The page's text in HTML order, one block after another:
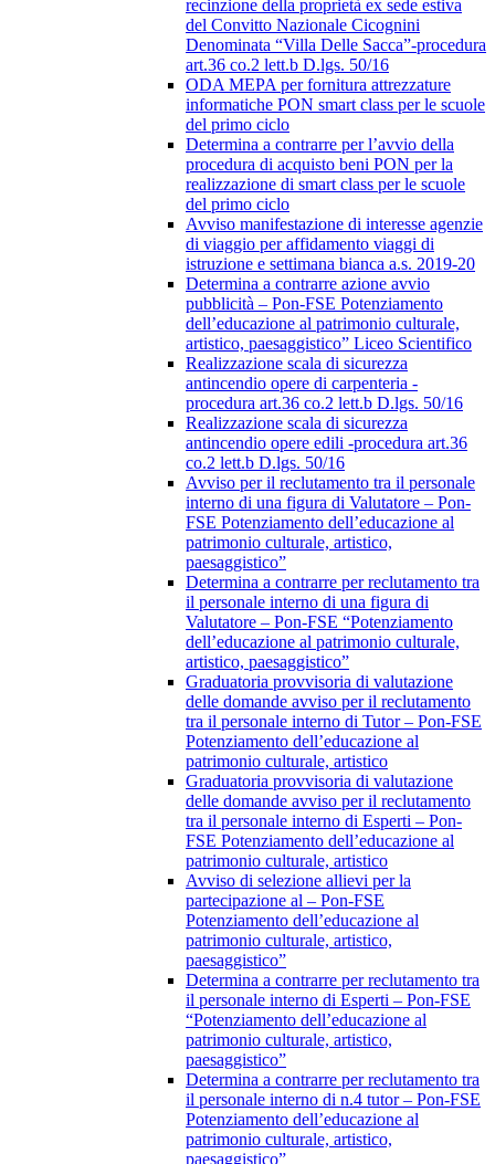
recinzione della proprietà ex sede estiva
del Convitto Nazionale Cicognini
Denominata “Villa Delle Sacca”-procedura
art.36 co.2 lett.b D.lgs. 50/16
ODA MEPA per fornitura attrezzature
informatiche PON smart class per le scuole
del primo ciclo
Determina a contrarre per l’avvio della
procedura di acquisto beni PON per la
realizzazione di smart class per le scuole
del primo ciclo
Avviso manifestazione di interesse agenzie
di viaggio per affidamento viaggi di
istruzione e settimana bianca a.s. 2019-20
Determina a contrarre azione avvio
pubblicità – Pon-FSE Potenziamento
dell’educazione al patrimonio culturale,
artistico, paesaggistico” Liceo Scientifico
Realizzazione scala di sicurezza
antincendio opere di carpenteria -
procedura art.36 co.2 lett.b D.lgs. 50/16
Realizzazione scala di sicurezza
antincendio opere edili -procedura art.36
co.2 lett.b D.lgs. 50/16
Avviso per il reclutamento tra il personale
interno di una figura di Valutatore – Pon-
FSE Potenziamento dell’educazione al
patrimonio culturale, artistico,
paesaggistico”
Determina a contrarre per reclutamento tra
il personale interno di una figura di
Valutatore – Pon-FSE “Potenziamento
dell’educazione al patrimonio culturale,
artistico, paesaggistico”
Graduatoria provvisoria di valutazione
delle domande avviso per il reclutamento
tra il personale interno di Tutor – Pon-FSE
Potenziamento dell’educazione al
patrimonio culturale, artistico
Graduatoria provvisoria di valutazione
delle domande avviso per il reclutamento
tra il personale interno di Esperti – Pon-
FSE Potenziamento dell’educazione al
patrimonio culturale, artistico
Avviso di selezione allievi per la
partecipazione al – Pon-FSE
Potenziamento dell’educazione al
patrimonio culturale, artistico,
paesaggistico”
Determina a contrarre per reclutamento tra
il personale interno di Esperti – Pon-FSE
“Potenziamento dell’educazione al
patrimonio culturale, artistico,
paesaggistico”
Determina a contrarre per reclutamento tra
il personale interno di n.4 tutor – Pon-FSE
Potenziamento dell’educazione al
patrimonio culturale, artistico,
paesaggistico”